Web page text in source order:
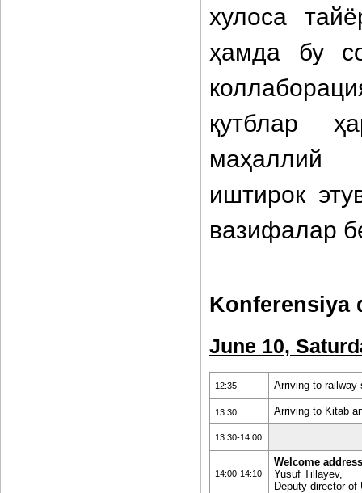
хулоса
ҳамда бу
қутблар
маҳаллий
иштирок
вазифалар
Konferensiya
June 10,
12:35 Arriving to railway
13:30 Arriving to Kitab
13:30-14:00
14:00-14:10
Welcome address
Yusuf Tillayev,
Deputy director